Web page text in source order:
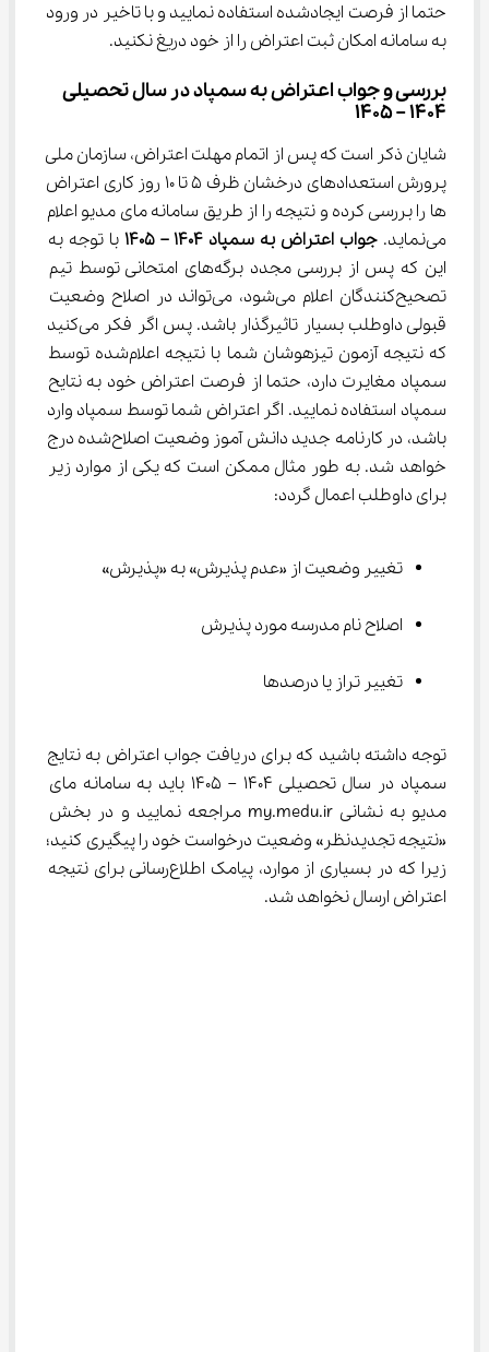
حتما از فرصت ایجادشده استفاده نمایید و با تاخیر در ورود
به سامانه امکان ثبت اعتراض را از خود دریغ نکنید.
بررسی و جواب اعتراض به سمپاد در سال تحصیلی
1404 – 1405
شایان ذکر است که پس از اتمام مهلت اعتراض، سازمان ملی
پرورش استعدادهای درخشان ظرف 5 تا 10 روز کاری اعتراض
ها را بررسی کرده و نتیجه را از طریق سامانه مای مدیو اعلام
می‌نماید.
جواب اعتراض به سمپاد 1404 – 1405
با توجه به
این که پس از بررسی مجدد برگه‌های امتحانی توسط تیم
تصحیح‌کنندگان اعلام می‌شود، می‌تواند در اصلاح وضعیت
قبولی داوطلب بسیار تاثیرگذار باشد. پس اگر فکر می‌کنید
که نتیجه آزمون تیزهوشان شما با نتیجه اعلام‌شده توسط
سمپاد مغایرت دارد، حتما از فرصت اعتراض خود به نتایح
سمپاد استفاده نمایید. اگر اعتراض شما توسط سمپاد وارد
باشد، در کارنامه جدید دانش آموز وضعیت اصلاح‌شده درج
خواهد شد. به طور مثال ممکن است که یکی از موارد زیر
برای داوطلب اعمال گردد:
تغییر وضعیت از «عدم پذیرش» به «پذیرش»
اصلاح نام مدرسه مورد پذیرش
تغییر تراز یا درصدها
توجه داشته باشید که برای دریافت جواب اعتراض به نتایج
سمپاد در سال تحصیلی 1404 – 1405 باید به سامانه مای
مدیو به نشانی my.medu.ir مراجعه نمایید و در بخش
«نتیجه تجدیدنظر» وضعیت درخواست خود را پیگیری کنید؛
زیرا که در بسیاری از موارد، پیامک اطلاع‌رسانی برای نتیجه
اعتراض ارسال نخواهد شد.